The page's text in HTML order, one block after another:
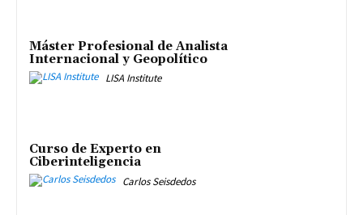
Máster Profesional de Analista
Internacional y Geopolítico
LISA Institute
Curso de Experto en
Ciberinteligencia
Carlos Seisdedos